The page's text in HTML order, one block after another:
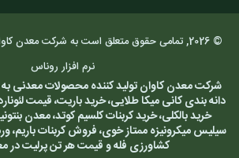
© 2026, تمامی حقوق متعلق است به شرکت معدن کاوان |
نرم افزار روناس
شرکت معدن کاوان تولید کننده محصولات معدنی به
دانه بندی کانی میکا طلایی، خرید باریت، قیمت
خرید بالکلی، خرید کربنات کلسیم کوتد، معدن
سیلیس میکرونیزه ممتاز خوی، فروش کربنات باریم،
کشاورزی فله و قیمت هر تن پرلیت در